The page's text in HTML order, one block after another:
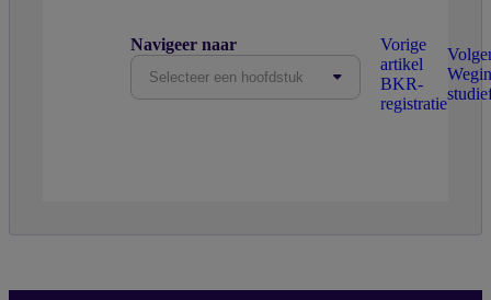
Navigeer naar
Selecteer een hoofdstuk
Vorige
artikel
BKR-
registratie